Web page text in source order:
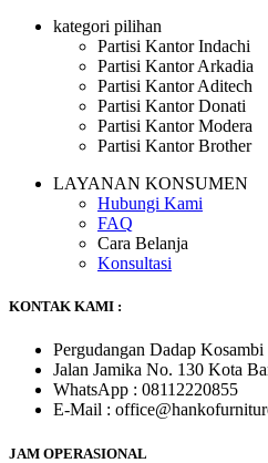
kategori pilihan
Partisi Kantor Indachi
Partisi Kantor Arkadia
Partisi Kantor Aditech
Partisi Kantor Donati
Partisi Kantor Modera
Partisi Kantor Brother
LAYANAN KONSUMEN
Hubungi Kami
FAQ
Cara Belanja
Konsultasi
KONTAK KAMI :
Pergudangan Dadap
Jalan Jamika No. 130 Kota
WhatsApp : 08112220855
E-Mail :
JAM OPERASIONAL